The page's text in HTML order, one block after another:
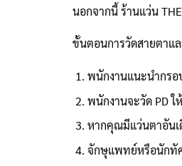
นอกจากนี้ ร้านแว่น
ขั้นตอนการวัดสายตาแ
พนักงานแนะนำกร
พนักงานจะวัด PD ใ
หากคุณมีแว่นตาอันเ
จักษุแพทย์หรือนักทั